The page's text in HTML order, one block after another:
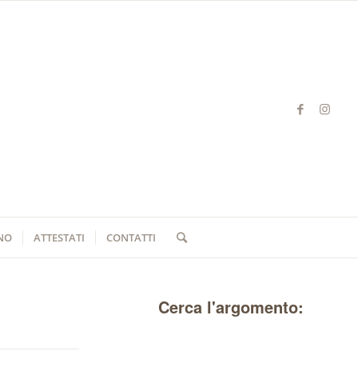
ATTESTATI CONTATTI
Cerca l'argomento: